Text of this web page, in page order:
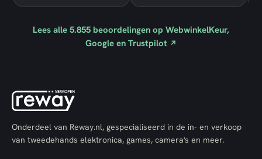
Lees alle 5.855 beoordelingen op WebwinkelKeur,
Google en Trustpilot ↗
Onderdeel van Reway.nl, gespecialiseerd in de in- en verkoop
van tweedehands elektronica, games, camera's en meer.